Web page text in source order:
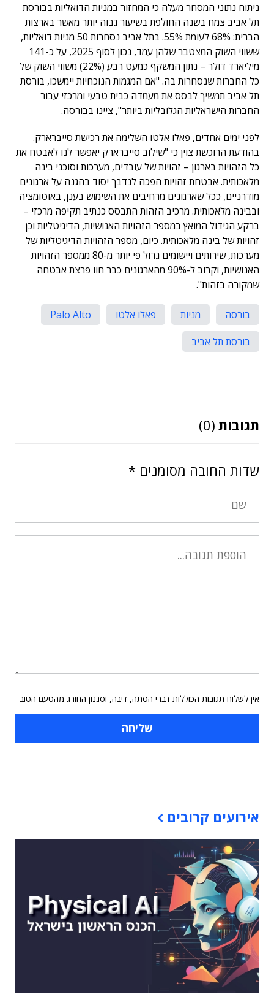
ניתוח נתוני המסחר מעלה כי המחזור במניות הדואליות בבורסת
תל אביב צמח בשנה החולפת בשיעור גבוה יותר מאשר בארצות
הברית: 68% לעומת 55%. בתל אביב נסחרות 50 מניות דואליות,
ששווי השוק המצטבר שלהן עמד, נכון לסוף 2025, על כ-141
מיליארד דולר – נתון המשקף כמעט רבע (22%) משווי השוק של
כל החברות שנסחרות בה. "אם המגמות הנוכחיות יימשכו, בורסת
תל אביב תמשיך לבסס את מעמדה כבית טבעי ומרכזי עבור
החברות הישראליות הגלובליות ביותר", ציינו בבורסה.
לפני ימים אחדים, פאלו אלטו השלימה את רכישת סייברארק.
בהודעת הרוכשת צוין כי "שילוב סייברארק יאפשר לנו לאבטח את
כל הזהויות בארגון – זהויות של עובדים, מערכות וסוכני בינה
מלאכותית. אבטחת זהויות הפכה לנדבך יסוד בהגנה על ארגונים
מודרניים, ככל שארגונים מרחיבים את השימוש בענן, באוטומציה
ובבינה מלאכותית. מרכיב הזהות התבסס כנתיב תקיפה מרכזי –
ברקע הגידול המואץ במספר הזהויות האנושיות, הדיגיטליות וכן
זהויות של בינה מלאכותית. כיום, מספר הזהויות הדיגיטליות של
מערכות, שירותים ויישומים גדול פי יותר מ-80 ממספר הזהויות
האנושיות, וקרוב ל-90% מהארגונים כבר חוו פרצת אבטחה
שמקורה בזהות".
בורסה מניות פאלו אלטו
Palo Alto
בורסת תל אביב
תגובות (0)
שדות החובה מסומנים *
אין לשלוח תגובות הכוללות דברי הסתה, דיבה, וסגנון החורג מהטעם הטוב
אירועים קרובים